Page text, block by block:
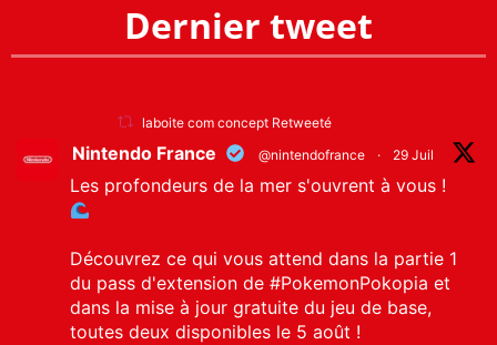
Dernier tweet
laboite com concept Retweeté
Nintendo France @nintendofrance · 29 Juil
Les profondeurs de la mer s'ouvrent à vous !
Découvrez ce qui vous attend dans la partie 1
du pass d'extension de #PokemonPokopia et
dans la mise à jour gratuite du jeu de base,
toutes deux disponibles le 5 août !